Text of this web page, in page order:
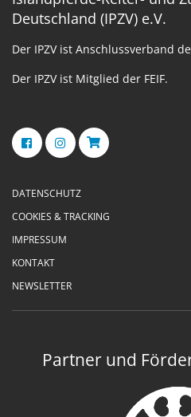
Deutschland (IPZV) e.V.
Der IPZV ist Anschlussverband
Der IPZV ist Mitglied der FEIF.
DATENSCHUTZ
COOKIES & TRACKING
IMPRESSUM
KONTAKT
NEWSLETTER
Partner und